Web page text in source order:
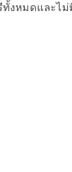
ทั้งหมดและไ